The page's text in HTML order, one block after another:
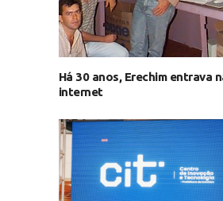
Há 30 anos, Erechim entrava
internet